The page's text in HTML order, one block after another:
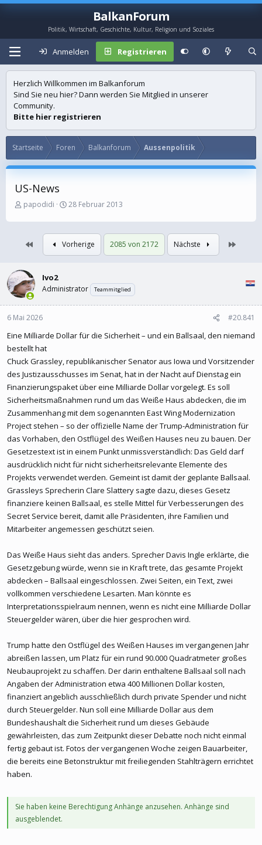
BalkanForum
Politik, Wirtschaft, Geschichte, Kultur, Religion und Soziales
Anmelden Registrieren
Herzlich Willkommen im Balkanforum
Sind Sie neu hier? Dann werden Sie Mitglied in unserer
Community.
Bitte hier registrieren
Startseite Foren Balkanforum Aussenpolitik
US-News
E
s
e
e
r
papodidi
E
s
t
e
l
a
28 Februar 2013
Vorherige 2085 von 2172 Nächste
Ivo2
Administrator Teammitglied
6 Mai 2026 #20.841
Eine Milliarde Dollar für die Sicherheit – und ein Ballsaal, den niemand
bestellt hat
Chuck Grassley, republikanischer Senator aus Iowa und Vorsitzender
des Justizausschusses im Senat, hat in der Nacht auf Dienstag ein
Finanzierungspaket über eine Milliarde Dollar vorgelegt. Es soll
Sicherheitsmaßnahmen rund um das Weiße Haus abdecken, die im
Zusammenhang mit dem sogenannten East Wing Modernization
Project stehen – so der offizielle Name der Trump-Administration für
das Vorhaben, den Ostflügel des Weißen Hauses neu zu bauen. Der
Gesetzestext ist in einem Punkt unmissverständlich: Das Geld darf
ausdrücklich nicht für nicht sicherheitsrelevante Elemente des
Projekts verwendet werden. Gemeint ist damit der geplante Ballsaal.
Grassleys Sprecherin Clare Slattery sagte dazu, dieses Gesetz
finanziere keinen Ballsaal, es stelle Mittel für Verbesserungen des
Secret Service bereit, damit alle Präsidenten, ihre Familien und
Mitarbeiter angemessen geschützt seien.
Das Weiße Haus sieht das anders. Sprecher Davis Ingle erklärte, die
Gesetzgebung würde, wenn sie in Kraft trete, das gesamte Projekt
abdecken – Ballsaal eingeschlossen. Zwei Seiten, ein Text, zwei
vollkommen verschiedene Lesarten. Man könnte es
Interpretationsspielraum nennen, wenn es nicht eine Milliarde Dollar
Steuergelder wären, über die hier gesprochen wird.
Trump hatte den Ostflügel des Weißen Hauses im vergangenen Jahr
abreißen lassen, um Platz für ein rund 90.000 Quadratmeter großes
Neubauprojekt zu schaffen. Der darin enthaltene Ballsaal soll nach
Angaben der Administration etwa 400 Millionen Dollar kosten,
finanziert angeblich ausschließlich durch private Spender und nicht
durch Steuergelder. Nun soll eine Milliarde Dollar aus dem
Bundeshaushalt die Sicherheit rund um dieses Gebäude
gewährleisten, das zum Zeitpunkt dieser Debatte noch nicht einmal
fertig gebaut ist. Fotos der vergangenen Woche zeigen Bauarbeiter,
die bereits eine Betonstruktur mit freiliegenden Stahlträgern errichtet
haben.
Sie haben keine Berechtigung Anhänge anzusehen. Anhänge sind
ausgeblendet.